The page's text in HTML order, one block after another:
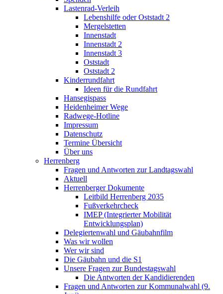
Lastenrad-Verleih
Lebenshilfe oder Oststadt 2
Mergelstetten
Innenstadt
Innenstadt 2
Innenstadt 3
Oststadt
Oststadt 2
Kinderrundfahrt
Ideen für die Rundfahrt
Hansegispass
Heidenheimer Wege
Radwege-Hotline
Impressum
Datenschutz
Termine Übersicht
Über uns
Herrenberg
Fragen und Antworten zur Landtagswahl
Aktuell
Herrenberger Dokumente
Leitbild Herrenberg 2035
Fußverkehrcheck
IMEP (Integrierter Mobilität
Entwicklungsplan)
Delegiertenwahl und Gäubahnfilm
Was wir wollen
Wer wir sind
Die Gäubahn und die S1
Unsere Fragen zur Bundestagswahl
Die Antworten der Kandidierenden
Fragen und Antworten zur Kommunalwahl (9.